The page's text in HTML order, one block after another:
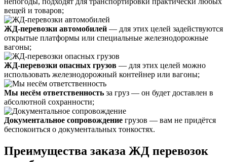
вещей и товаров;
ЖД-перевозки автомобилей — для этих целей задействуются
открытые платформы или специальные железнодорожные
вагоны;
ЖД-перевозки опасных грузов — для этих целей можно
использовать железнодорожный контейнер или вагоны;
Мы несём ответственность за груз — он будет доставлен в
абсолютной сохранности;
Документальное сопровождение грузов — вам не придётся
беспокоиться о документальных тонкостях.
Преимущества заказа ЖД перевозок